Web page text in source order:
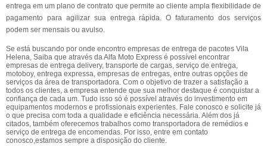
entrega em um plano de contrato que permite ao cliente ampla flexibilidade de
pagamento para agilizar sua entrega rápida. O faturamento dos serviços
podem ser mensais ou avulso.
Se está buscando por onde encontro empresas de entrega de pacotes Vila
Helena, Saiba que através da Alfa Moto Express é possível encontrar
empresas de entrega delivery, transporte de cargas, serviço de entrega,
motoboy, entrega expressa, empresas de entregas, entre outras opções de
serviços da área de transportadora. Com o objetivo de trazer a satisfação a
todos os clientes, a empresa entende que sua melhor destaque é conquistar a
confiança de cada um. Tudo isso só é possível através do investimento em
equipamentos modernos e profissionais experientes. Fale conosco e solicite já
o que precisa com toda a qualidade e eficiência necessária. Além dos já
citados, também oferecemos trabalhos como transportadora de remédios e
serviço de entrega de encomendas. Por isso, entre em contato
conosco,estamos sempre a disposição do cliente.